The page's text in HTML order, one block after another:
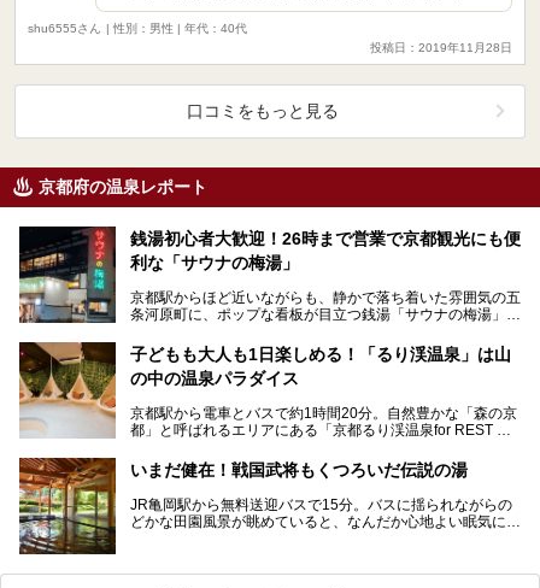
shu6555さん
| 性別：男性 | 年代：40代
投稿日：2019年11月28日
口コミをもっと見る
京都府の温泉レポート
銭湯初心者大歓迎！26時まで営業で京都観光にも便
利な「サウナの梅湯」
京都駅からほど近いながらも、静かで落ち着いた雰囲気の五
条河原町に、ポップな看板が目立つ銭湯「サウナの梅湯」が
子どもも大人も1日楽しめる！「るり渓温泉」は山
の中の温泉パラダイス
京都駅から電車とバスで約1時間20分。自然豊かな「森の京
都」と呼ばれるエリアにある「京都るり渓温泉for REST RE
いまだ健在！戦国武将もくつろいだ伝説の湯
JR亀岡駅から無料送迎バスで15分。バスに揺られながらの
どかな田園風景が眺めていると、なんだか心地よい眠気に誘